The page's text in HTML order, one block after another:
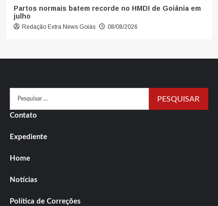
Partos normais batem recorde no HMDI de Goiânia em
julho
Redação Extra News Goiás 08/08/2026
por:
Contato
Expediente
Home
Notícias
Política de Correções